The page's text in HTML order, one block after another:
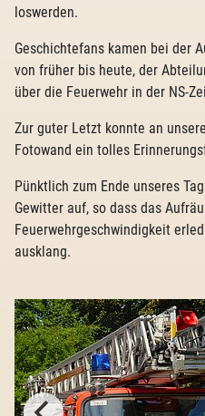
loswerden.
Geschichtefans kamen bei der
von früher bis heute, der
über die Feuerwehr in der NS-
Zur guter Letzt konnte an
Fotowand ein tolles
Pünktlich zum Ende unseres
Gewitter auf, so dass das
Feuerwehrgeschwindigkeit
ausklang.